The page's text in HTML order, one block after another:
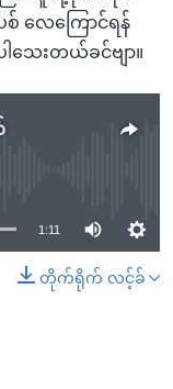
စ် လေကြောင်ရန်
သေးတယ်ခင်ဗျာ။
1:11
တိုက်ရိုက် လင့်ခ်